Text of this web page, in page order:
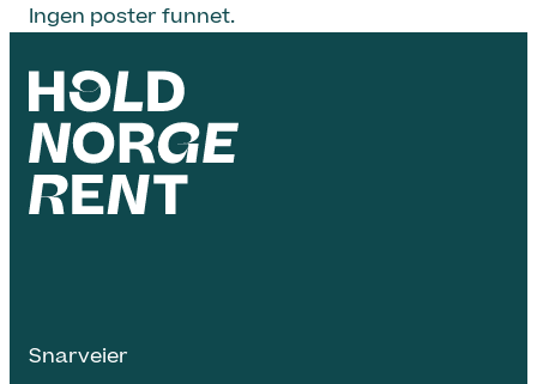
Ingen poster funnet.
Snarveier